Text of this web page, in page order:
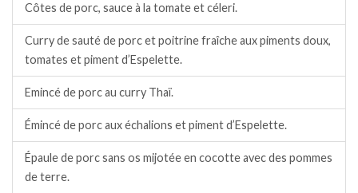
Côtes de porc, sauce à la tomate et céleri.
Curry de sauté de porc et poitrine fraîche aux piments doux,
tomates et piment d’Espelette.
Emincé de porc au curry Thaï.
Émincé de porc aux échalions et piment d’Espelette.
Épaule de porc sans os mijotée en cocotte avec des pommes
de terre.